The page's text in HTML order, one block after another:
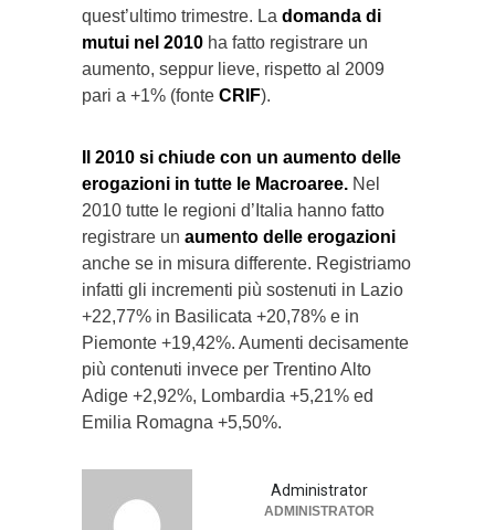
quest’ultimo trimestre. La domanda di
mutui nel 2010 ha fatto registrare un
aumento, seppur lieve, rispetto al 2009
pari a +1% (fonte CRIF).
Il 2010 si chiude con un aumento delle
erogazioni in tutte le Macroaree. Nel
2010 tutte le regioni d’Italia hanno fatto
registrare un aumento delle erogazioni
anche se in misura differente. Registriamo
infatti gli incrementi più sostenuti in Lazio
+22,77% in Basilicata +20,78% e in
Piemonte +19,42%. Aumenti decisamente
più contenuti invece per Trentino Alto
Adige +2,92%, Lombardia +5,21% ed
Emilia Romagna +5,50%.
Administrator
ADMINISTRATOR